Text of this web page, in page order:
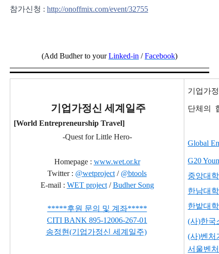
참가신청 : http://onoffmix.com/event/32755
(Add Budher to yourLinked-in /Facebook)
기 업가정신 세계일주
[World Entrepreneurship Travel]
-Quest for Little Hero-
Homepage : www.wet.or.kr
Twitter : @wetproject / @btools
E-mail : WET project/Budher Song
*****후원 문의 및 계좌*****
CITI BANK 895-12006-267-01
송정현(기업가정신 세계일주)
기업가
단체의
Global
G20
중앙대
한남대
한밭대
(사)한국
(사)벤처
서울벤